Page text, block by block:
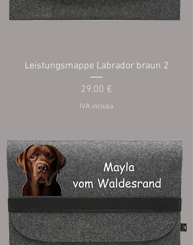
Leistungsmappe Labrador braun 2
Prezzo
29,00 €
IVA inclusa